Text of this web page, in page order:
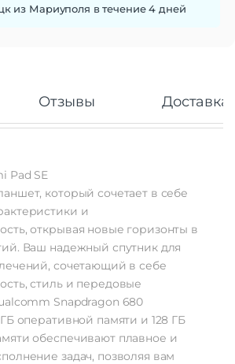
из Мариуполя в течение 4 дней
Отзывы Доставка
Pad SE
который сочетает в себе
и
открывая новые горизонты в
Ваш надежный спутник для
сочетающий в себе
стиль и передовые
Snapdragon 680
оперативной памяти и 128 ГБ
обеспечивают плавное и
задач, позволяя вам